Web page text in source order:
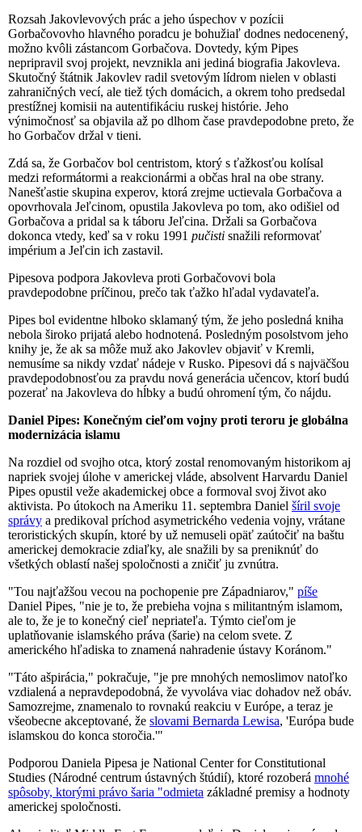
Rozsah Jakovlevových prác a jeho úspechov v pozícii
Gorbačovovho hlavného poradcu je bohužiaľ dodnes nedocenený,
možno kvôli zástancom Gorbačova. Dovtedy, kým Pipes
nepripravil svoj projekt, nevznikla ani jediná biografia Jakovleva.
Skutočný štátnik Jakovlev radil svetovým lídrom nielen v oblasti
zahraničných vecí, ale tiež tých domácich, a okrem toho predsedal
prestížnej komisii na autentifikáciu ruskej histórie. Jeho
výnimočnosť sa objavila až po dlhom čase pravdepodobne preto, že
ho Gorbačov držal v tieni.
Zdá sa, že Gorbačov bol centristom, ktorý s ťažkosťou kolísal
medzi reformátormi a reakcionármi a občas hral na obe strany.
Nanešťastie skupina experov, ktorá zrejme uctievala Gorbačova a
opovrhovala Jeľcinom, opustila Jakovleva po tom, ako odišiel od
Gorbačova a pridal sa k táboru Jeľcina. Držali sa Gorbačova
dokonca vtedy, keď sa v roku 1991 pučisti snažili reformovať
impérium a Jeľcin ich zastavil.
Pipesova podpora Jakovleva proti Gorbačovovi bola
pravdepodobne príčinou, prečo tak ťažko hľadal vydavateľa.
Pipes bol evidentne hlboko sklamaný tým, že jeho posledná kniha
nebola široko prijatá alebo hodnotená. Posledným posolstvom jeho
knihy je, že ak sa môže muž ako Jakovlev objaviť v Kremli,
nemusíme sa nikdy vzdať nádeje v Rusko. Pipesovi dá s najväčšou
pravdepodobnosťou za pravdu nová generácia učencov, ktorí budú
pozerať na Jakovleva do hĺbky a budú ohromení tým, čo nájdu.
Daniel Pipes: Konečným cieľom vojny proti teroru je globálna
modernizácia islamu
Na rozdiel od svojho otca, ktorý zostal renomovaným historikom aj
napriek svojej úlohe v americkej vláde, absolvent Harvardu Daniel
Pipes opustil veže akademickej obce a formoval svoj život ako
aktivista. Po útokoch na Ameriku 11. septembra Daniel šíril svoje
správy a predikoval príchod asymetrického vedenia vojny, vrátane
teroristických skupín, ktoré by už nemuseli opäť zaútočiť na baštu
americkej demokracie zdiaľky, ale snažili by sa preniknúť do
všetkých oblastí našej spoločnosti a zničiť ju zvnútra.
"Tou najťažšou vecou na pochopenie pre Západniarov," píše
Daniel Pipes, "nie je to, že prebieha vojna s militantným islamom,
ale to, že je to konečný cieľ nepriateľa. Týmto cieľom je
uplatňovanie islamského práva (šarie) na celom svete. Z
amerického hľadiska to znamená nahradenie ústavy Koránom."
"Táto ašpirácia," pokračuje, "je pre mnohých nemoslimov natoľko
vzdialená a nepravdepodobná, že vyvoláva viac dohadov než obáv.
Samozrejme, znamenalo to rovnakú reakciu v Európe, a teraz je
všeobecne akceptované, že slovami Bernarda Lewisa, 'Európa bude
islamskou do konca storočia.'"
Podporou Daniela Pipesa je National Center for Constitutional
Studies (Národné centrum ústavných štúdií), ktoré rozoberá mnohé
spôsoby, ktorými právo šaria "odmieta základné premisy a hodnoty
americkej spoločnosti.